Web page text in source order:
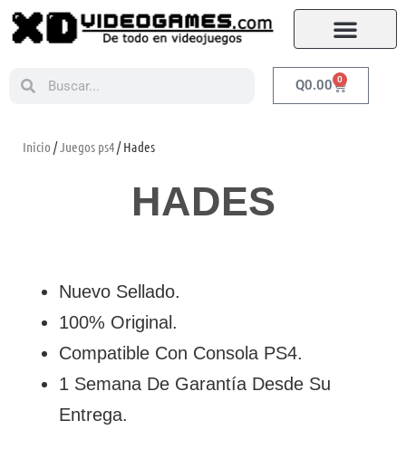
Q0.00 0
Inicio /Juegos ps4/ Hades
HADES
Nuevo Sellado.
100% Original.
Compatible Con Consola PS4.
1 Semana De Garantía Desde Su
Entrega.